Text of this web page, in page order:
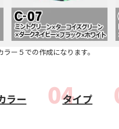
ー５での作成になります。
ラー タイプ
たいが遠方なのでできない」
不安がある」というお客様
すようにオンラインショール
ります。